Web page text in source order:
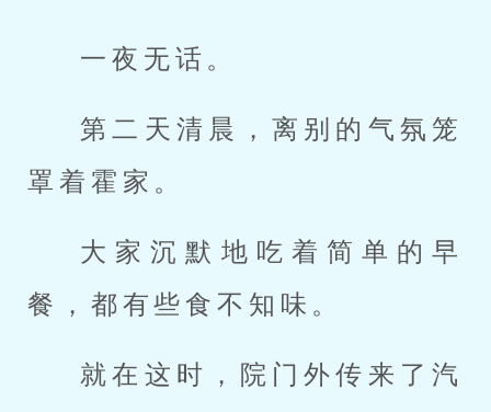
一夜无话。
第二天清晨，离别的气氛笼
罩着霍家。
大家沉默地吃着简单的早
餐，都有些食不知味。
就在这时，院门外传来了汽